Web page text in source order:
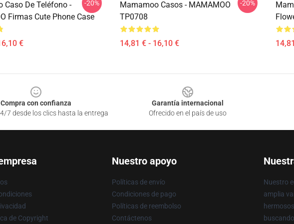
Caso De Teléfono -
Firmas Cute Phone Case
€
-20%
Mamamoo Casos - MAMAMOO
TP0708
14,81 € - 16,10 €
-20%
Compra con confianza
7 desde los clics hasta la entrega
Garantía internacional
Ofrecido en el país de uso
de Copyright
Nuestro apoyo
Políticas de envío
Condiciones de pago
Políticas de reembolso
Contáctenos
Nuestro
amplia